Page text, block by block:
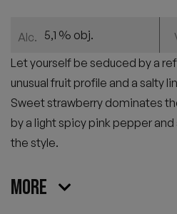
Alc. 5,1 % obj.
Let yourself be seduced by a
unusual fruit profile and a salty
Sweet strawberry dominates
by a light spicy pink pepper
the style.
More